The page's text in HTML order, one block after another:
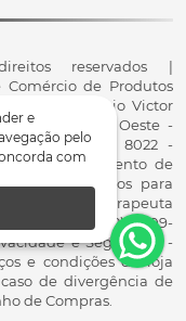
e
pelo
com
reservados |
de Produtos
78 | R. Antônio Victor
Tereza do Oeste -
0800 200 8022 -
de Funcionamento de
de Produtos para
- Fisioterapeuta
- Crefito8(PR): 8409-
e Segurança -
e condições da loja
de divergência de
de Compras.